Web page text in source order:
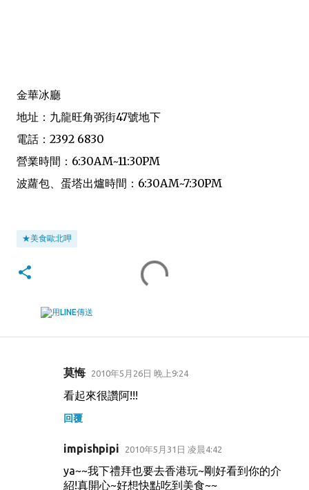
金華冰廳
地址：九龍旺角弼街47號地下
電話：2392 6830
營業時間：6:30AM~11:30PM
波蘿包、蛋塔出爐時間：6:30AM~7:30PM
★美食歐北呷
莫悔 2010年5月26日 晚上9:24
看起來很讚阿!!!
回覆
impishpipi 2010年5月31日 凌晨4:42
ya~~我下禮拜也要去香港玩~剛好看到你的介
紹!真開心~好想快點吃到美食~~